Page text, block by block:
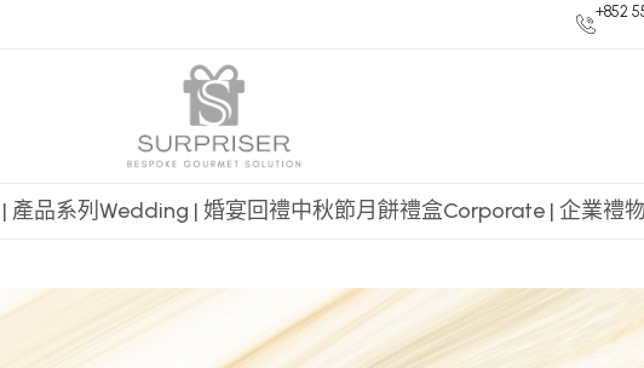
+852
產品系列 Wedding | 婚宴回禮中秋節月餅禮盒Corporate | 企業禮物